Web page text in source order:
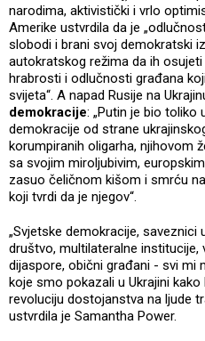
narodima, aktivistički i vrlo
Amerike ustvrdila da je
slobodi i brani svoj demokratski
autokratskog režima da ih
hrabrosti i odlučnosti građana
svijeta“. A napad Rusije na
demokracije: „Putin je bio toliko
demokracije od strane
korumpiranih oligarha, njihovom
sa svojim miroljubivim,
zasuo čeličnom kišom i smrću
koji tvrdi da je njegov“.
„Svjetske demokracije,
društvo, multilateralne institucije,
dijaspore, obični građani - svi mi
koje smo pokazali u Ukrajini
revoluciju dostojanstva na ljude
ustvrdila je Samantha Power.